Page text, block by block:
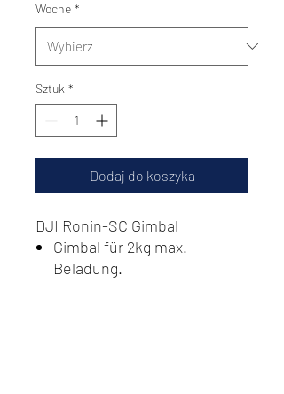
Woche *
Sztuk *
Dodaj do koszyka
DJI Ronin-SC Gimbal
Gimbal für 2kg max.
Beladung.